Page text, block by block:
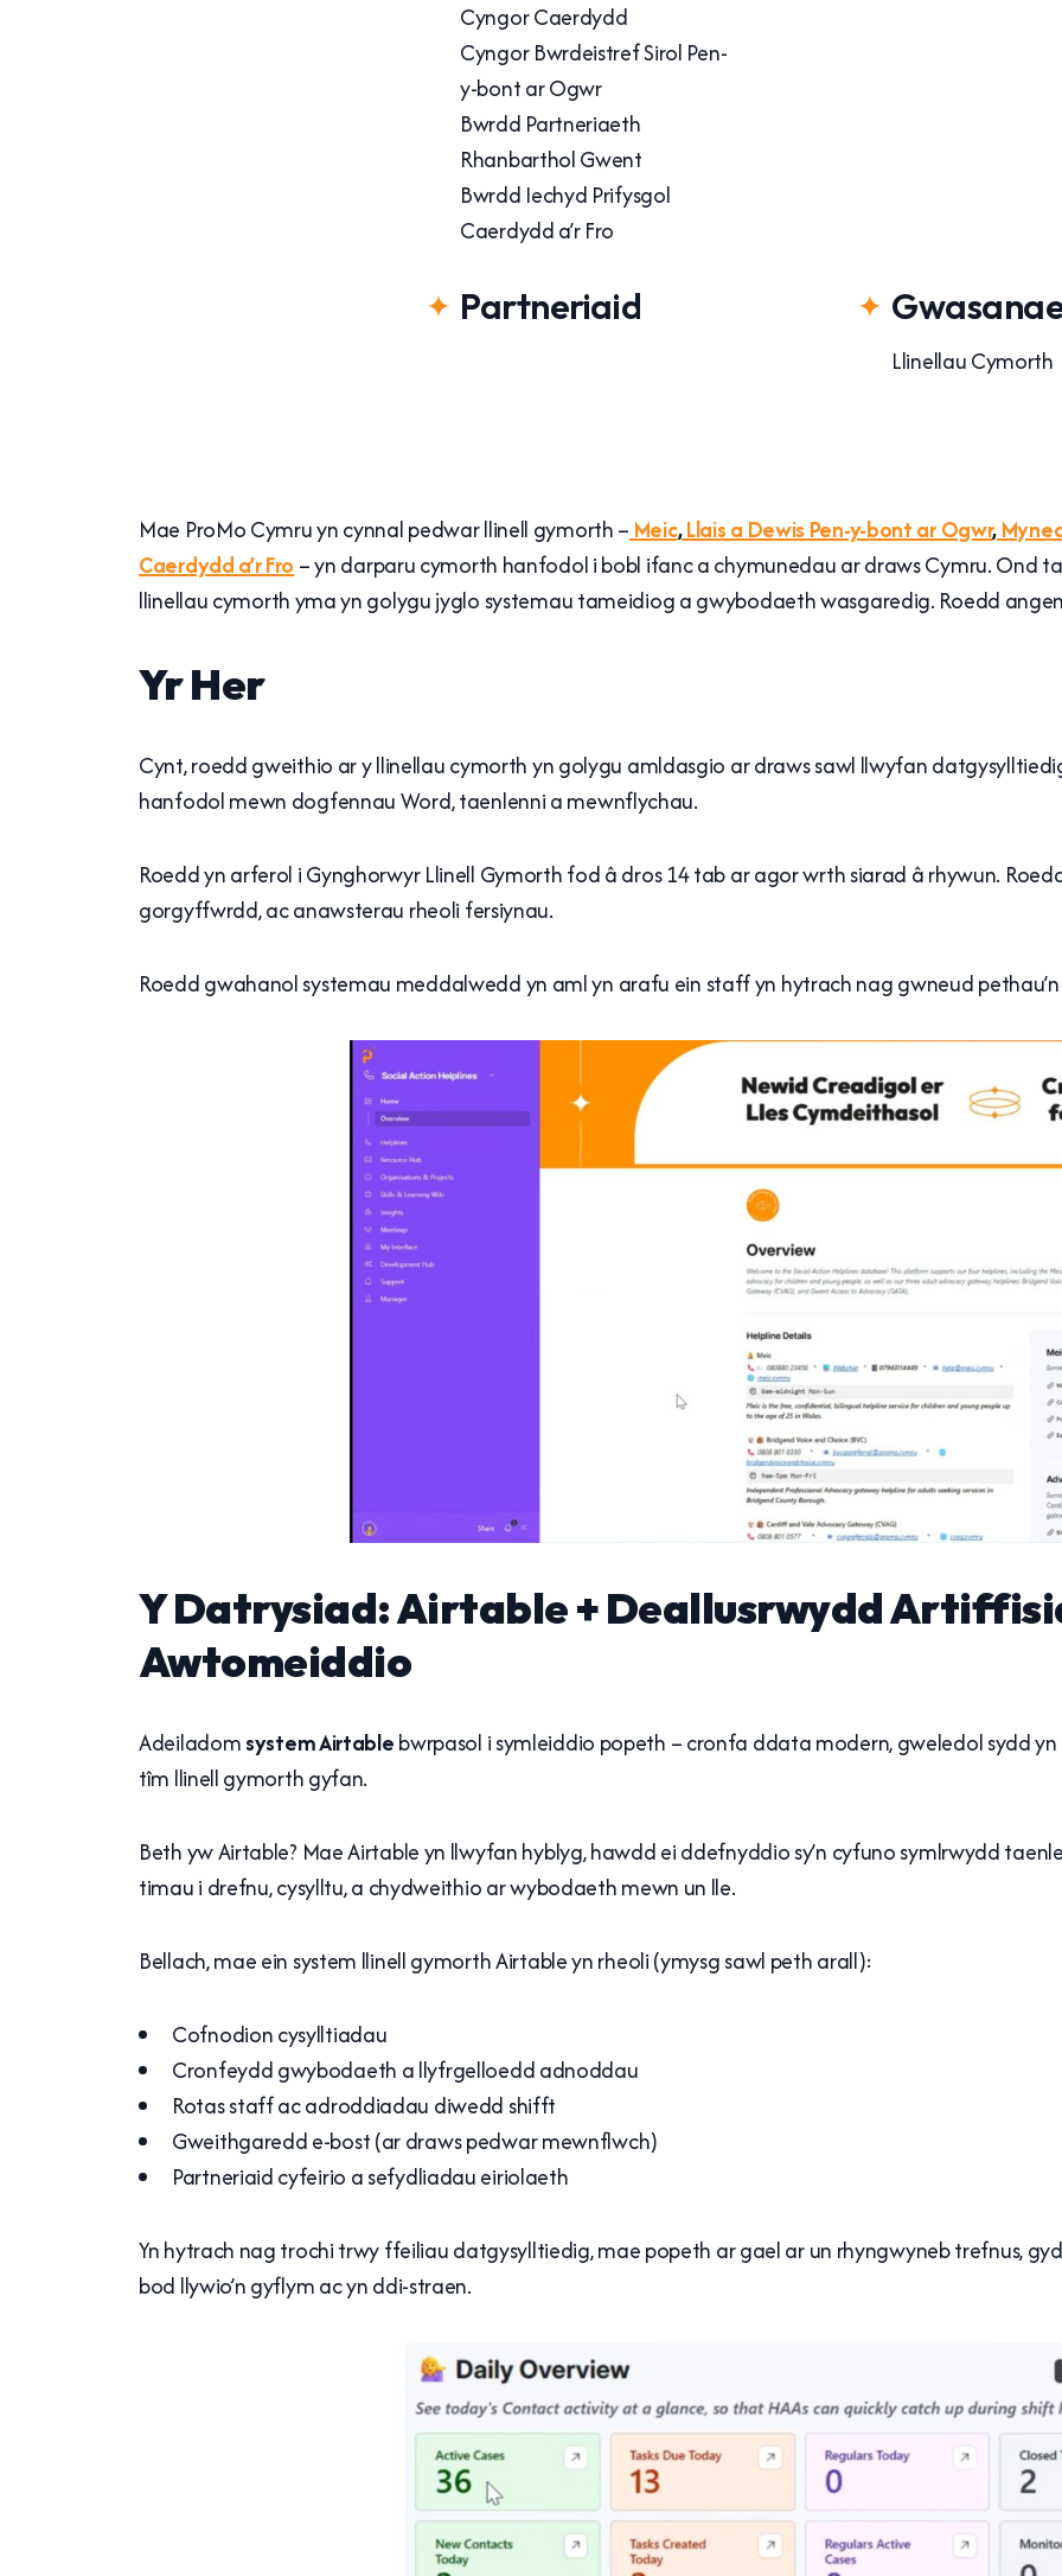
Cyngor Caerdydd
Cyngor Bwrdeistref Sirol Pen-
y-bont ar Ogwr
Bwrdd Partneriaeth
Rhanbarthol Gwent
Bwrdd Iechyd Prifysgol
Caerdydd a’r Fro
Partneriaid
Llinellau Cymorth
Mae ProMo Cymru yn cynnal pedwar llinell gymorth – Meic,Llais a Dewis Pen-y-bont ar Ogwr,
Caerdydd a’r Fro – yn darparu cymorth hanfodol i bobl ifanc a chymunedau ar draws Cymru. Ond
llinellau cymorth yma yn golygu jyglo systemau tameidiog a gwybodaeth wasgaredig. Roedd
Yr Her
Cynt, roedd gweithio ar y llinellau cymorth yn golygu amldasgio ar draws sawl llwyfan
hanfodol mewn dogfennau Word, taenlenni a mewnflychau.
Roedd yn arferol i Gynghorwyr Llinell Gymorth fod â dros 14 tab ar agor wrth siarad â rhywun.
gorgyffwrdd, ac anawsterau rheoli fersiynau.
Roedd gwahanol systemau meddalwedd yn aml yn arafu ein staff yn hytrach nag gwneud
Y Datrysiad: Airtable + Deallusrwydd
Awtomeiddio
Adeiladomsystem Airtablebwrpasol i symleiddio popeth – cronfa ddata modern, gweledol sydd
tîm llinell gymorth gyfan.
Beth yw Airtable? Mae Airtable yn llwyfan hyblyg, hawdd ei ddefnyddio sy’n cyfuno symlrwydd
timau i drefnu, cysylltu, a chydweithio ar wybodaeth mewn un lle.
Bellach, mae ein system llinell gymorth Airtable yn rheoli (ymysg sawl peth arall):
Cofnodion cysylltiadau
Cronfeydd gwybodaeth a llyfrgelloedd adnoddau
Rotas staff ac adroddiadau diwedd shifft
Gweithgaredd e-bost (ar draws pedwar mewnflwch)
Partneriaid cyfeirio a sefydliadau eiriolaeth
Yn hytrach nag trochi trwy ffeiliau datgysylltiedig, mae popeth ar gael ar un rhyngwyneb trefnus,
bod llywio’n gyflym ac yn ddi-straen.